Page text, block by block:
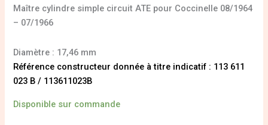
Maître cylindre simple circuit ATE pour Coccinelle 08/1964
– 07/1966
Diamètre : 17,46 mm
Référence constructeur donnée à titre indicatif : 113 611
023 B / 113611023B
Disponible sur commande